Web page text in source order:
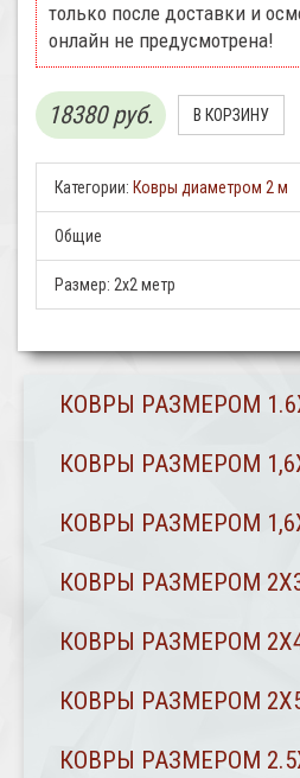
только после доставки и
онлайн не предусмотрена!
18380 руб.
Категории: Ковры диаметром 2 м
Общие
Размер: 2х2 метр
КОВРЫ РАЗМЕРОМ
КОВРЫ РАЗМЕРОМ
КОВРЫ РАЗМЕРОМ
КОВРЫ РАЗМЕРОМ
КОВРЫ РАЗМЕРОМ
КОВРЫ РАЗМЕРОМ
КОВРЫ РАЗМЕРОМ